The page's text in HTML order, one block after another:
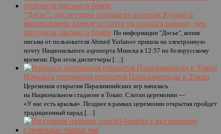
“Досье”: диспетчеры сообщили пилотам Ryanair о
минировании самолета почти на полчаса раньше, чем
получили письмо о бомбе По информации "Досье", копия
письма от пользователя Ahmed Yurlanov пришла на электронную
почту Национального аэропорта Минска в 12:57 по белорусскому
времени. При этом диспетчеры […]
Началась церемония открытия Паралимпиады в Токио
Церемония открытия Паралимпийских игр началась
на Национальном стадионе в Токио. Слоган церемонии —
«У нас есть крылья». Позднее в рамках церемонии открытия пройдет
традиционный парад […]